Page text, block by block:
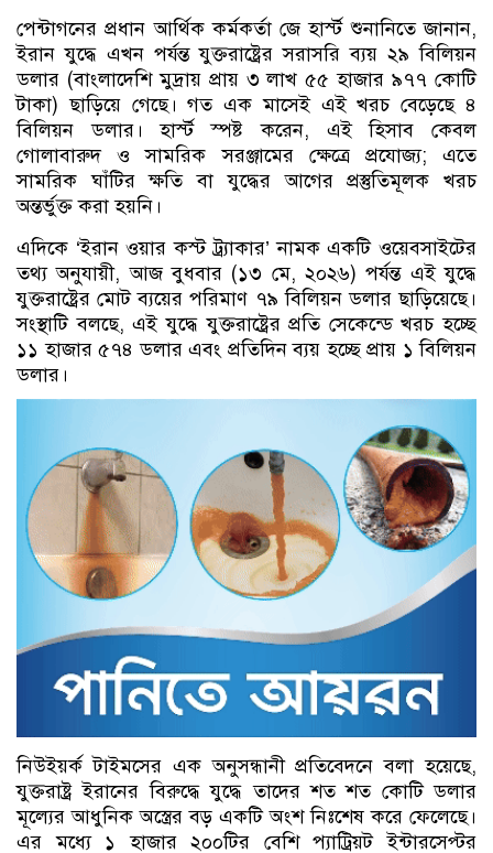
পেন্টাগনের প্রধান আর্থিক কর্মকর্তা জে হার্স্ট শুনানিতে জানান,
ইরান যুদ্ধে এখন পর্যন্ত যুক্তরাষ্ট্রের সরাসরি ব্যয় ২৯ বিলিয়ন
ডলার (বাংলাদেশি মুদ্রায় প্রায় ৩ লাখ ৫৫ হাজার ৯৭৭ কোটি
টাকা) ছাড়িয়ে গেছে। গত এক মাসেই এই খরচ বেড়েছে ৪
বিলিয়ন ডলার। হার্স্ট স্পষ্ট করেন, এই হিসাব কেবল
গোলাবারুদ ও সামরিক সরঞ্জামের ক্ষেত্রে প্রযোজ্য; এতে
সামরিক ঘাঁটির ক্ষতি বা যুদ্ধের আগের প্রস্তুতিমূলক খরচ
অন্তর্ভুক্ত করা হয়নি।
এদিকে ‘ইরান ওয়ার কস্ট ট্র্যাকার’ নামক একটি ওয়েবসাইটের
তথ্য অনুযায়ী, আজ বুধবার (১৩ মে, ২০২৬) পর্যন্ত এই যুদ্ধে
যুক্তরাষ্ট্রের মোট ব্যয়ের পরিমাণ ৭৯ বিলিয়ন ডলার ছাড়িয়েছে।
সংস্থাটি বলছে, এই যুদ্ধে যুক্তরাষ্ট্রের প্রতি সেকেন্ডে খরচ হচ্ছে
১১ হাজার ৫৭৪ ডলার এবং প্রতিদিন ব্যয় হচ্ছে প্রায় ১ বিলিয়ন
ডলার।
নিউইয়র্ক টাইমসের এক অনুসন্ধানী প্রতিবেদনে বলা হয়েছে,
যুক্তরাষ্ট্র ইরানের বিরুদ্ধে যুদ্ধে তাদের শত শত কোটি ডলার
মূল্যের আধুনিক অস্ত্রের বড় একটি অংশ নিঃশেষ করে ফেলেছে।
এর মধ্যে ১ হাজার ২০০টির বেশি প্যাট্রিয়ট ইন্টারসেপ্টর